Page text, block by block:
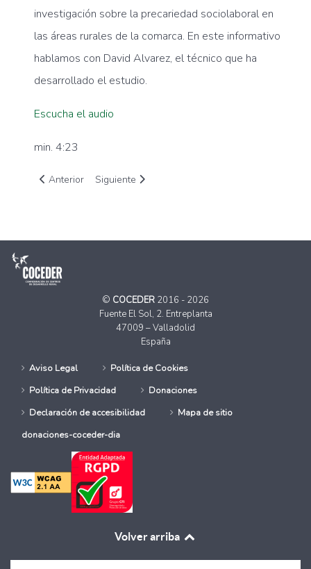
investigación sobre la precariedad sociolaboral en
las áreas rurales de la comarca. En este informativo
hablamos con David Alvarez, el técnico que ha
desarrollado el estudio.
Escucha el audio
min. 4:23
Artículo anterior: FM Bierzo, CDR AFA Bierzo, estudio
Anterior Artículo siguiente: Radio Bierzo SER, CDR AFA
Siguiente
© COCEDER 2016 - 2026
Fuente El Sol, 2. Entreplanta
47009 – Valladolid
España
Aviso Legal
Política de Cookies
Política de Privacidad
Donaciones
Declaración de accesibilidad
Mapa de sitio
donaciones-coceder-dia
Volver arriba